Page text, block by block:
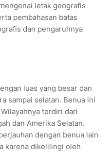
letak geografis
pembahasan batas
dan pengaruhnya
luas yang besar dan
sampai selatan. Benua ini
terdiri dari
dan Amerika Selatan.
dengan benua lain
karena dikelilingi oleh